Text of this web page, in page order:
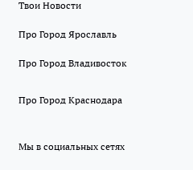
Твои Новости
Про Город Ярославль
Про Город Владивосток
Про Город Краснодара
Мы в социальных сетях